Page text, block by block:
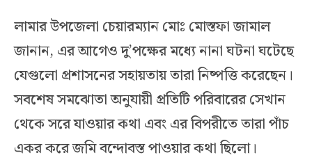
লামার উপজেলা চেয়ারম্যান মোঃ মোস্তফা জামাল
জানান, এর আগেও দু’পক্ষের মধ্যে নানা ঘটনা ঘটেছে
যেগুলো প্রশাসনের সহায়তায় তারা নিষ্পত্তি করেছেন।
সবশেষ সমঝোতা অনুযায়ী প্রতিটি পরিবারের সেখান
থেকে সরে যাওয়ার কথা এবং এর বিপরীতে তারা পাঁচ
একর করে জমি বন্দোবস্ত পাওয়ার কথা ছিলো।